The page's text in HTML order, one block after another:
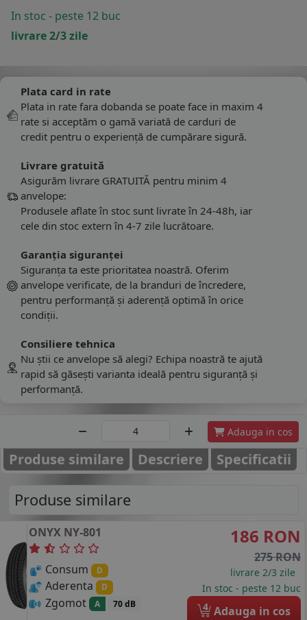
In stoc - peste 12 buc
livrare 2/3 zile
Plata card in rate
Plata in rate fara dobanda se poate face in maxim 4
rate si acceptăm o gamă variată de carduri de
credit pentru o experiență de cumpărare sigură.
Livrare gratuită
Asigurăm livrare GRATUITĂ pentru minim 4
anvelope:
Produsele aflate în stoc sunt livrate în 24-48h, iar
cele din stoc extern în 4-7 zile lucrătoare.
Garanția siguranței
Siguranța ta este prioritatea noastră. Oferim
anvelope verificate, de la branduri de încredere,
pentru performanță și aderență optimă în orice
condiții.
Consiliere tehnica
Nu știi ce anvelope să alegi? Echipa noastră te ajută
rapid să găsești varianta ideală pentru siguranță și
performanță.
Adauga in cos
Produse similare Descriere Specificatii
Produse similare
ONYX NY-801
Consum D
Aderenta D
Zgomot A 70 dB
186 RON
275 RON
livrare 2/3 zile
In stoc - peste 12 buc
4 Adauga in cos